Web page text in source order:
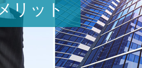
リット